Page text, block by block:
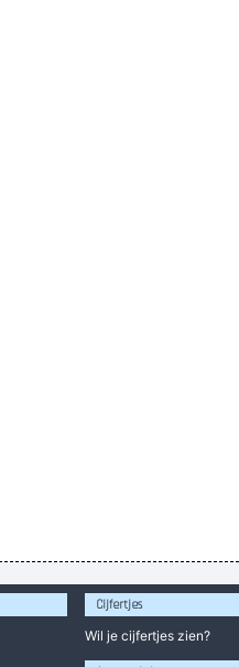
Cijfertjes
Wil je cijfertjes zien?